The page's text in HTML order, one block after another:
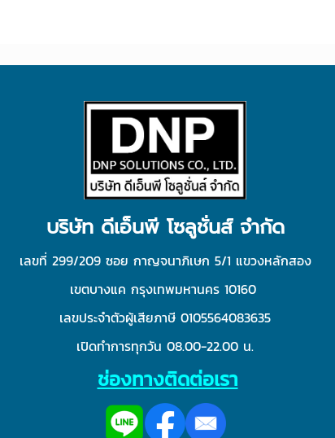
บริษัท ดีเอ็นพี โซลูชั่นส์ จำกัด
เลขที่ 299/209 ซอย กาญจนาภิเษก 5/1 แขวงหลักสอง
เขตบางแค กรุงเทพมหานคร 10160
เลขประจำตัวผู้เสียภาษี 0105564083635
เปิดทำการทุกวัน 08.00-22.00 น.
ช่องทางติดต่อเรา